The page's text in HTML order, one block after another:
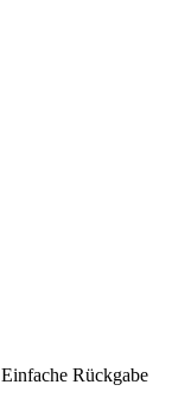
Einfache Rückgabe